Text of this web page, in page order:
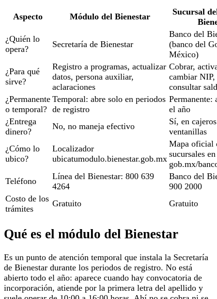
Aspecto Módulo del Bienestar
Sucursal
¿Quién lo
opera?
Secretaría de Bienestar
Banco del
(banco del
México)
¿Para qué
sirve?
Registro a programas, actualizar
datos, persona auxiliar,
aclaraciones
Cobrar,
cambiar
consultar
¿Permanente
o temporal?
Temporal: abre solo en periodos
de registro
Permanente:
el año
¿Entrega
dinero?
No, no maneja efectivo
Sí, en
ventanillas
¿Cómo lo
ubico?
Localizador
ubicatumodulo.bienestar.gob.mx
Mapa oficial
sucursales en
gob.mx/
Teléfono
Línea del Bienestar: 800 639
4264
Banco del
900 2000
Costo de los
trámites
Gratuito Gratuito
Qué es el módulo del Bienestar
Es un punto de atención temporal que instala la Secretaría
de Bienestar durante los periodos de registro. No está
abierto todo el año: aparece cuando hay convocatoria de
incorporación, atiende por la primera letra del apellido y